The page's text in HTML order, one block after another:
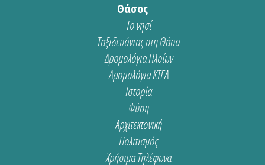
Θάσος
Το νησί
Ταξιδευόντας στη Θάσο
Δρομολόγια Πλοίων
Δρομολόγια ΚΤΕΛ
Ιστορία
Φύση
Αρχιτεκτονική
Πολιτισμός
Χρήσιμα Τηλέφωνα